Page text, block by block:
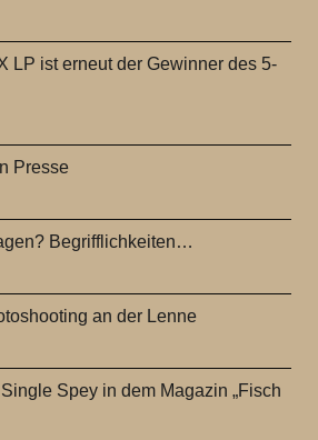
LP ist erneut der Gewinner des 5-
Presse
Begrifflichkeiten…
an der Lenne
Spey in dem Magazin „Fisch